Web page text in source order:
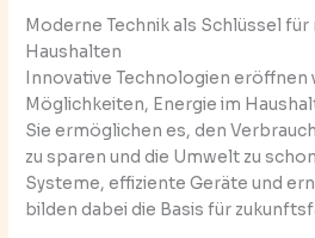
Moderne Technik als Schlüssel
Haushalten
Innovative Technologien eröffnen
Möglichkeiten, Energie im
Sie ermöglichen es, den
zu sparen und die Umwelt zu
Systeme, effiziente Geräte und
bilden dabei die Basis für